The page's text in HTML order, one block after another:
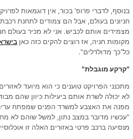
בנוסף, לדברי פרופ' בכור, אין דוגמאות
חניונים בעולם, אבל הם צמודים לתחנת
מקומות חניה, אז רוצים להקים כזה כאן
כל־כך מדולדלים".
"קרקע מוגבלת"
מתכנני הפרויקט טוענים כי הוא מיועד
לא יכולה לשרת אותם ביעילות כיוון שהם
מפנה את האצבע למשרד הפנים שמפתח
"עכשיו מדובר במצב נתון, למשל שוהם לא
מנסיעה ברכב פרטי באזורים האלה זו